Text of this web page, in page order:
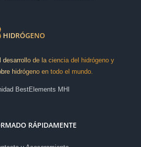
HIDRÓGENO
de la ciencia del hidrógeno y
hidrógeno en todo el mundo.
BestElements MHI
RÁPIDAMENTE